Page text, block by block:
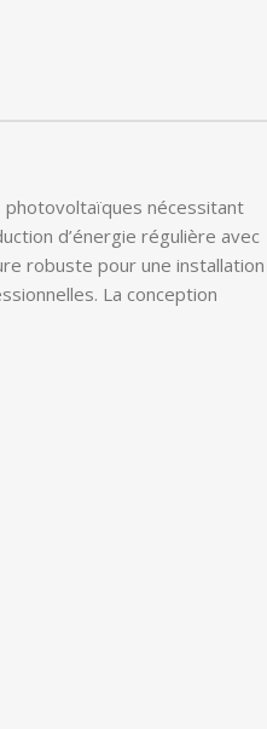
photovoltaïques nécessitant
d’énergie régulière avec
robuste pour une installation
La conception